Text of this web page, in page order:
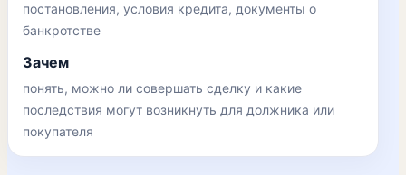
постановления, условия кредита, документы о
банкротстве
Зачем
понять, можно ли совершать сделку и какие
последствия могут возникнуть для должника или
покупателя